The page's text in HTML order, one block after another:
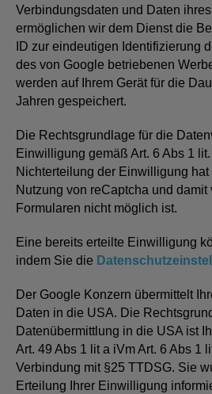
Verbindungsdaten und Daten
ermöglichen wir dem Dienst die
ID zur eindeutigen Identifizierung
des von Google betriebenen
werden auf Ihrem Gerät für die
Jahren gespeichert.
Die Rechtsgrundlage für die
Einwilligung gemäß Art. 6 Abs 1
Nichterteilung der Einwilligung
Nutzung von reCaptcha und damit
Formularen nicht möglich ist.
Eine bereits erteilte Einwilligung
indem Sie die
Der Google Konzern übermittelt
Daten in die USA. Die
Datenübermittlung in die USA ist
Art. 49 Abs 1 lit a iVm Art. 6 Abs 1
Verbindung mit §25 TTDSG. Sie
Erteilung Ihrer Einwilligung